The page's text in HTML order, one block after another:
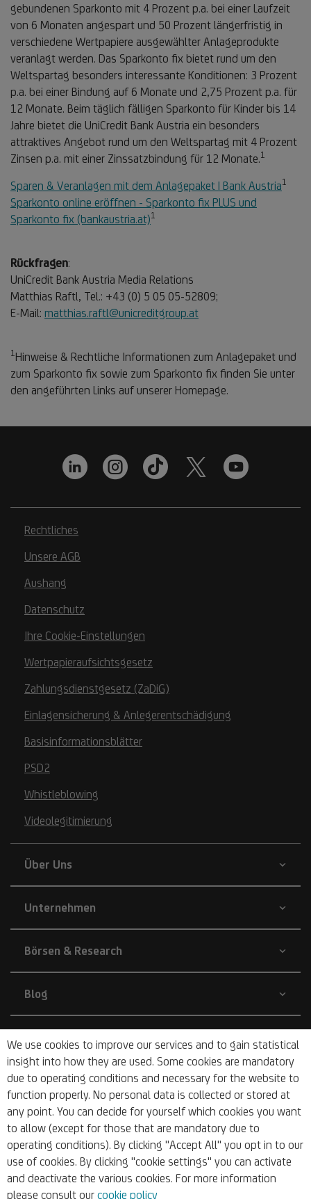
We use cookies to improve our services and to gain statistical
insight into how they are used. Some cookies are mandatory
due to operating conditions and necessary for the website to
function properly. No personal data is collected or stored at
any point. You can decide for yourself which cookies you want
to allow (except for those that are mandatory due to
operating conditions). By clicking "Accept All" you opt in to our
use of cookies. By clicking "cookie settings" you can activate
and deactivate the various cookies. For more information
please consult our cookie policy
gebundenen Sparkonto mit 4 Prozent p.a. bei einer Laufzeit
von 6 Monaten angespart und 50 Prozent längerfristig in
verschiedene Wertpapiere ausgewählter Anlageprodukte
veranlagt werden. Das Sparkonto fix bietet rund um den
Weltspartag besonders interessante Konditionen: 3 Prozent
p.a. bei einer Bindung auf 6 Monate und 2,75 Prozent p.a. für
12 Monate. Beim täglich fälligen Sparkonto für Kinder bis 14
Jahre bietet die UniCredit Bank Austria ein besonders
attraktives Angebot rund um den Weltspartag mit 4 Prozent
Zinsen p.a. mit einer Zinssatzbindung für 12 Monate.1
Sparen & Veranlagen mit dem Anlagepaket | Bank Austria1
Sparkonto online eröffnen - Sparkonto fix PLUS und
Sparkonto fix (bankaustria.at)1
Rückfragen:
UniCredit Bank Austria Media Relations
Matthias Raftl, Tel.: +43 (0) 5 05 05-52809;
E-Mail: matthias.raftl@unicreditgroup.at
1Fußnote
1
Hinweise & Rechtliche Informationen zum Anlagepaket und
zum Sparkonto fix sowie zum Sparkonto fix finden Sie unter
den angeführten Links auf unserer Homepage.
Rechtliches
Unsere AGB
Aushang
Datenschutz
Ihre Cookie-Einstellungen
Wertpapieraufsichtsgesetz
Zahlungsdienstgesetz (ZaDiG)
Einlagensicherung & Anlegerentschädigung
Basisinformationsblätter
PSD2
Whistleblowing
Videolegitimierung
Über Uns
Unternehmen
Börsen & Research
Blog
Barrierefrei
© 2026 UniCredit Bank Austria AG